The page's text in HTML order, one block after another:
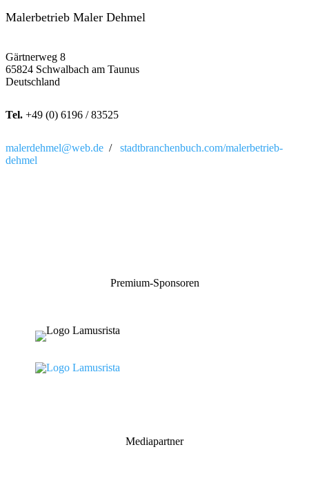
Malerbetrieb Maler Dehmel
Gärtnerweg 8
65824 Schwalbach am Taunus
Deutschland
Tel. +49 (0) 6196 / 83525
malerdehmel@web.de / stadtbranchenbuch.com/malerbetrieb-
dehmel
Premium-Sponsoren
Mediapartner